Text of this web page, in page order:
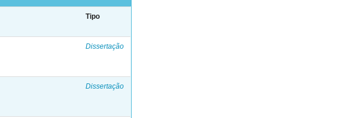
Tipo
Dissertação
Dissertação